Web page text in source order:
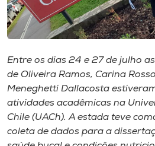
Rádio
Unoesc
Store
Entre os dias 24 e 27 de julho
de Oliveira Ramos, Carina
Meneghetti Dallacosta
atividades acadêmicas na
Chile (UACh). A estada teve
coleta de dados para a